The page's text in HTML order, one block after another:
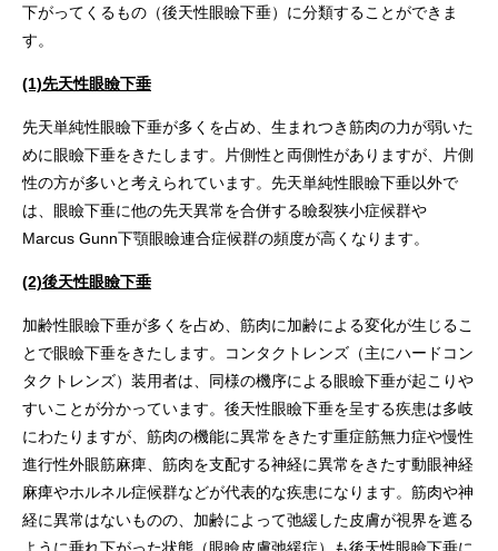
下がってくるもの（後天性眼瞼下垂）に分類することができま
す。
(1)先天性眼瞼下垂
先天単純性眼瞼下垂が多くを占め、生まれつき筋肉の力が弱いた
めに眼瞼下垂をきたします。片側性と両側性がありますが、片側
性の方が多いと考えられています。先天単純性眼瞼下垂以外で
は、眼瞼下垂に他の先天異常を合併する瞼裂狭小症候群や
Marcus Gunn下顎眼瞼連合症候群の頻度が高くなります。
(2)後天性眼瞼下垂
加齢性眼瞼下垂が多くを占め、筋肉に加齢による変化が生じるこ
とで眼瞼下垂をきたします。コンタクトレンズ（主にハードコン
タクトレンズ）装用者は、同様の機序による眼瞼下垂が起こりや
すいことが分かっています。後天性眼瞼下垂を呈する疾患は多岐
にわたりますが、筋肉の機能に異常をきたす重症筋無力症や慢性
進行性外眼筋麻痺、筋肉を支配する神経に異常をきたす動眼神経
麻痺やホルネル症候群などが代表的な疾患になります。筋肉や神
経に異常はないものの、加齢によって弛緩した皮膚が視界を遮る